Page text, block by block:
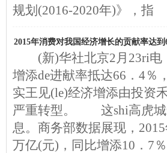
规划(2016-2020年)》，指
2015年消费对我国经济增长的贡献率达到
(新)华社北京2月23ri电
增添de进献率抵达66．4％
实王见(le)经济增添由投资
严重转型。 这shi高虎城
息。商务部数据展现，
万亿(元)，同比增添10．7